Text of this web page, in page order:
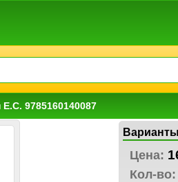
9785160140087
Цена:
Кол-во: